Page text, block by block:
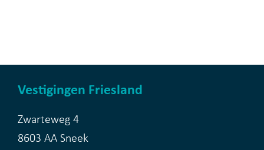
Vestigingen Friesland
Zwarteweg 4
8603 AA Sneek